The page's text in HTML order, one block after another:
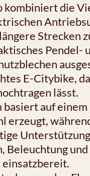
kombiniert die
Strecken
E-Citybike,
lässt.
auf
erzeugt,
Beleuchtung
einsatzbereit.